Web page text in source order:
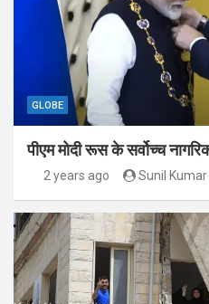
GLOBE
पीएम मोदी रूस के सर्वोच्च
2 years ago Sunil